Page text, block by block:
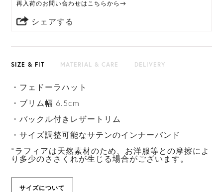
再入荷のお問い合わせはこちらから→
シェアする
SIZE & FIT MATERIAL & CARE DELIVERY
・フェドーラハット
・ブリム幅 6.5cm
・バックル付きレザートリム
・サイズ調整可能なサテンのインナーバンド
*ラフィアは天然素材のため、お洋服等との摩擦によ
り多少のささくれが生じる場合がございます。
サイズについて